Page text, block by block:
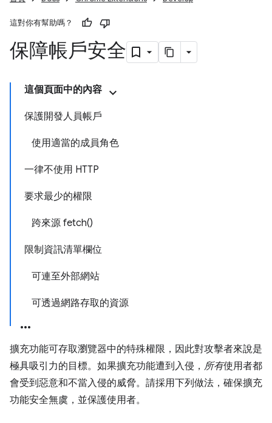
這對你有幫助嗎？
保障帳戶安全
這個頁面中的內容
保護開發人員帳戶
使用適當的成員角色
一律不使用 HTTP
要求最少的權限
跨來源 fetch()
限制資訊清單欄位
可連至外部網站
可透過網路存取的資源
擴充功能可存取瀏覽器中的特殊權限，因此對攻擊者來說是
極具吸引力的目標。如果擴充功能遭到入侵， 所有使用者都
會受到惡意和不當入侵的威脅。請採用下列做法，確保擴充
功能安全無虞，並保護使用者。